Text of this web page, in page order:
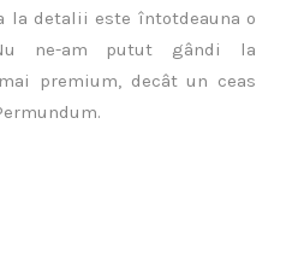
la detalii este întotdeauna o
ne-am putut gândi la
premium, decât un ceas